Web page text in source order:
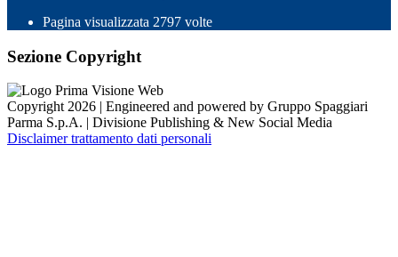
Pagina visualizzata 2797 volte
Sezione Copyright
Copyright 2026 | Engineered and powered by Gruppo Spaggiari
Parma S.p.A. | Divisione Publishing & New Social Media
Disclaimer trattamento dati personali